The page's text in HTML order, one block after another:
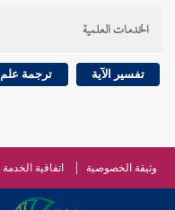
الخدمات العلمية
تفسير الآية ترجمة علم
وثيقة الخصوصية اتفاقية الخدمة